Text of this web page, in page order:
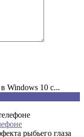
Windows 10 с...
рыбьего глаза